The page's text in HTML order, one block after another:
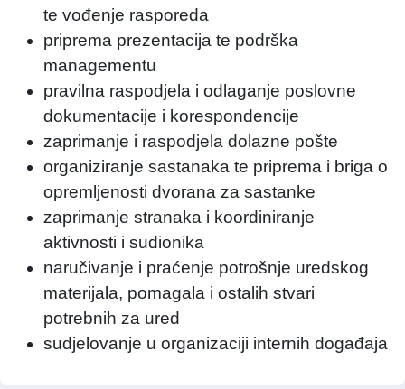
te vođenje rasporeda
priprema prezentacija te podrška
managementu
pravilna raspodjela i odlaganje poslovne
dokumentacije i korespondencije
zaprimanje i raspodjela dolazne pošte
organiziranje sastanaka te priprema i briga o
opremljenosti dvorana za sastanke
zaprimanje stranaka i koordiniranje
aktivnosti i sudionika
naručivanje i praćenje potrošnje uredskog
materijala, pomagala i ostalih stvari
potrebnih za ured
sudjelovanje u organizaciji internih događaja